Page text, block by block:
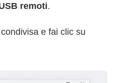
remoti.
e fai clic su